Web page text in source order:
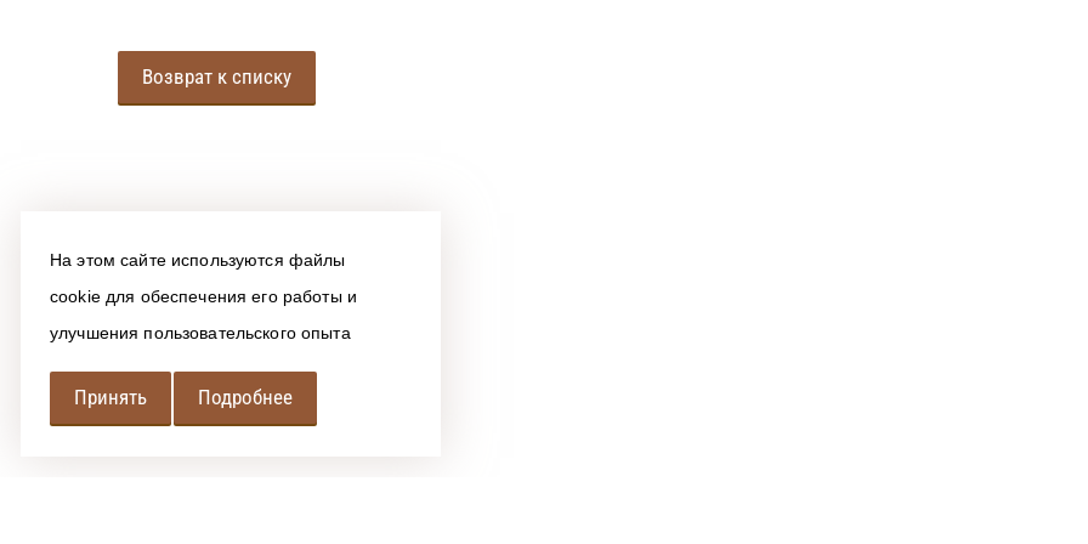
На этом сайте используются файлы
cookie для обеспечения его работы и
улучшения пользовательского опыта
Принять Подробнее
Возврат к списку